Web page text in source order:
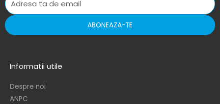
ABONEAZA-TE
Informatii utile
Despre noi
ANPC